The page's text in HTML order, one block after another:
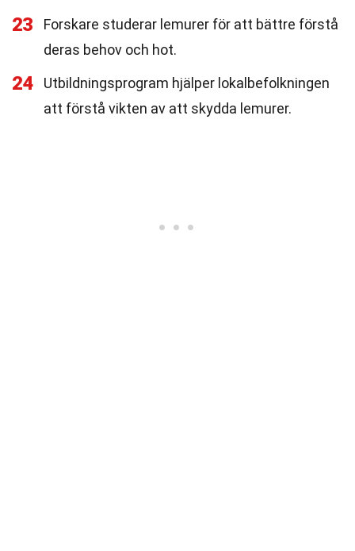
23
Forskare studerar lemurer för att bättre förstå
deras behov och hot.
24
Utbildningsprogram hjälper lokalbefolkningen
att förstå vikten av att skydda lemurer.